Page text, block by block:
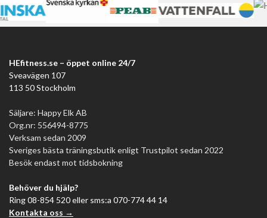
HEfitness.se – öppet online 24/7
Sveavägen 107
113 50 Stockholm
Säljare: Happy Elk AB
Org.nr: 556494-8775
Verksam sedan 2009
Sveriges bästa träningsbutik enligt Trustpilot sedan 2022
Besök endast mot tidsbokning
Behöver du hjälp?
Ring 08-854 520 eller sms:a 070-774 44 14
Kontakta oss →